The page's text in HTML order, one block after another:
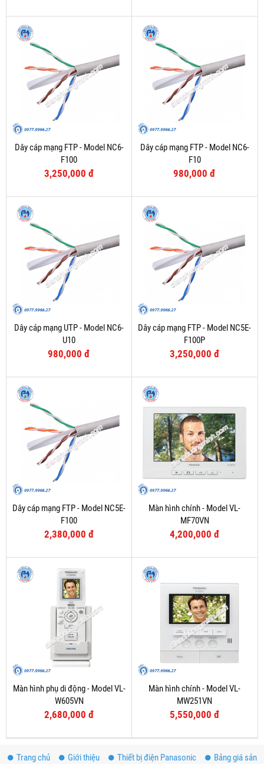
Dây cáp mạng FTP - Model NC6-
F100
3,250,000 đ
Dây cáp mạng FTP - Model NC6-
F10
980,000 đ
Dây cáp mạng UTP - Model NC6-
U10
980,000 đ
Dây cáp mạng FTP - Model NC5E-
F100P
3,250,000 đ
Dây cáp mạng FTP - Model NC5E-
F100
2,380,000 đ
Màn hình chính - Model VL-
MF70VN
4,200,000 đ
Màn hình phụ di động - Model VL-
W605VN
2,680,000 đ
Màn hình chính - Model VL-
MW251VN
5,550,000 đ
Trang chủ Giới thiệu Thiết bị điện Panasonic
Bảng giá sản